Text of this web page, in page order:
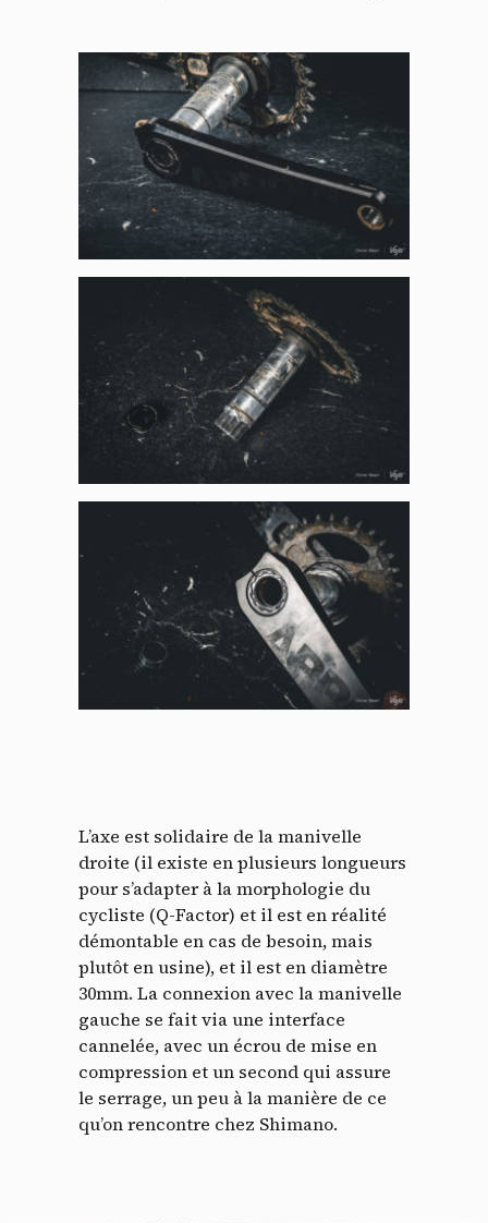
L’axe est solidaire de la manivelle
droite (il existe en plusieurs longueurs
pour s’adapter à la morphologie du
cycliste (Q-Factor) et il est en réalité
démontable en cas de besoin, mais
plutôt en usine), et il est en diamètre
30mm. La connexion avec la manivelle
gauche se fait via une interface
cannelée, avec un écrou de mise en
compression et un second qui assure
le serrage, un peu à la manière de ce
qu’on rencontre chez Shimano.